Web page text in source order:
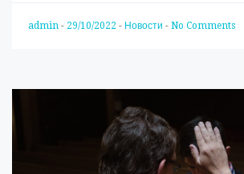
admin - 29/10/2022 - Новости - No Comments